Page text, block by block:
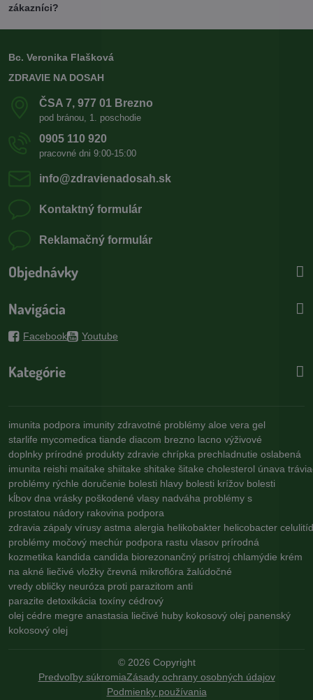
zákazníci?
Bc. Veronika Flašková
ZDRAVIE NA DOSAH
ČSA 7, 977 01 Brezno
pod bránou, 1. poschodie
0905 110 920
pracovné dni 9:00-15:00
info​@zdravienadosah​.sk
Kontaktný formulár
Reklamačný formulár
Objednávky
Navigácia
Facebook Youtube
Kategórie
imunita podpora imunity zdravotné problémy aloe vera gel
starlife mycomedica tiande diacom brezno lacno výživové
doplnky prírodné produkty zdravie chrípka prechladnutie oslabená
imunita reishi maitake shiitake shitake šitake cholesterol únava
problémy rýchle doručenie bolesti hlavy bolesti krížov bolesti
kĺbov dna vrásky poškodené vlasy nadváha problémy s
prostatou nádory rakovina podpora
zdravia zápaly vírusy astma alergia helikobakter helicobacter
problémy močový mechúr podpora rastu vlasov prírodná
kozmetika kandida candida biorezonančný prístroj chlamýdie krém
na akné liečivé vložky črevná mikroflóra žalúdočné
vredy obličky neuróza proti parazitom anti
parazite detoxikácia toxíny cédrový
olej cédre megre anastasia liečivé huby kokosový olej panenský
kokosový olej
© 2026 Copyright
Predvoľby súkromiaZásady ochrany osobných údajov
Podmienky používania